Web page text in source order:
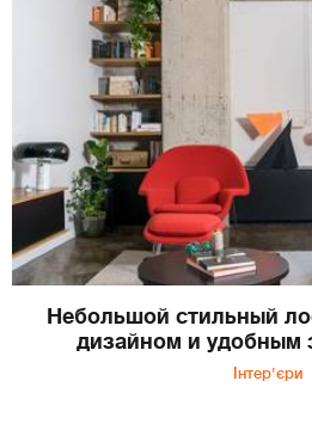
Небольшой стильный
дизайном и удобным
Інтер'єри